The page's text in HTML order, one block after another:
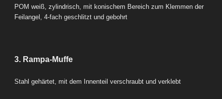
POM weiß, zylindrisch, mit konischem Bereich zum Klemmen der
Feilangel, 4-fach geschlitzt und gebohrt
3. Rampa-Muffe
Stahl gehärtet, mit dem Innenteil verschraubt und verklebt